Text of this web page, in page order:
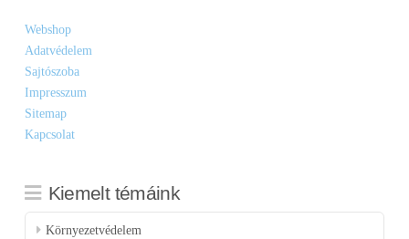
Webshop
Adatvédelem
Sajtószoba
Impresszum
Sitemap
Kapcsolat
Kiemelt témáink
Környezetvédelem